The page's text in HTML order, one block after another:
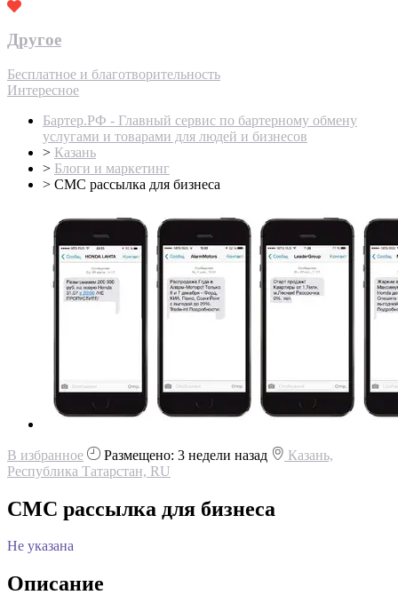
Другое
Бесплатное и благотворительность
Интересное
Бартер.РФ - Главный сервис по бартерному обмену
услугами и товарами для людей и бизнесов
> Казань
> Блоги и маркетинг
> СМС рассылка для бизнеса
В избранное Размещено: 3 недели назад
Казань,
Республика Татарстан, RU
СМС рассылка для бизнеса
Не указана
Описание